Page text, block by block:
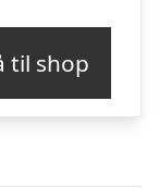
til shop